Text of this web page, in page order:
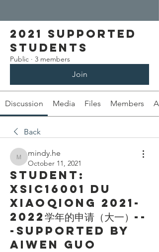
2021 Supported
Students
Public · 3 members
Join
Discussion Media Files Members
Back
mindy.he
mindy.he
October 11, 2021
Student:
XSIC16001 Du
Xiaoqiong 2021-
2022学年的申请（大一）--
-Supported by
Aiwen Guo